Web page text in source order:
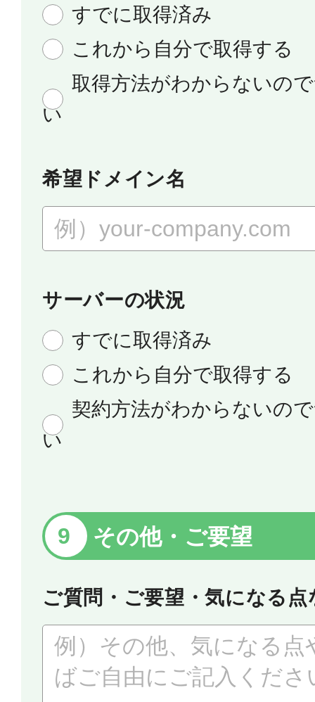
すでに取得済み
これから自分で取得する
取得方法がわからないの
い
希望ドメイン名
サーバーの状況
すでに取得済み
これから自分で取得する
契約方法がわからないの
い
その他・ご要望
ご質問・ご要望・気になる点